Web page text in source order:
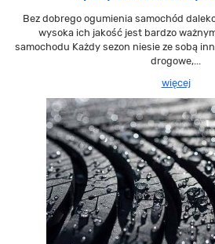
Bez dobrego ogumienia samochód
wysoka ich jakość jest bardzo
samochodu Każdy sezon niesie ze sobą
drogowe,...
więcej